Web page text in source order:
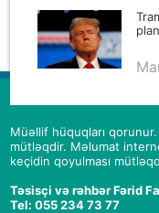
Müəllif hüquqları
mütləqdir. Məlumat
keçidin qoyulması
Təsisçi və rəhbər Fərid
Tel: 055 234 73 77